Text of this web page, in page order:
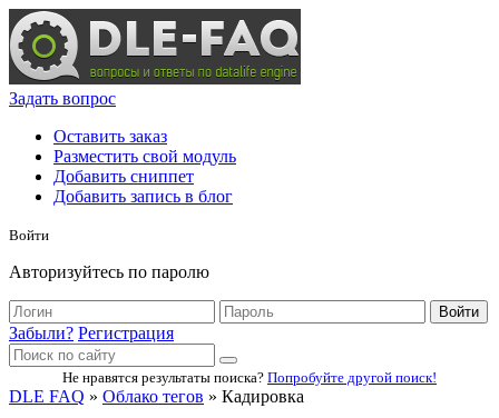
Задать вопрос
Оставить заказ
Разместить свой модуль
Добавить сниппет
Добавить запись в блог
Войти
Авторизуйтесь по паролю
Войти
Забыли? Регистрация
Не нравятся результаты поиска? Попробуйте другой поиск!
DLE FAQ » Облако тегов » Кадировка